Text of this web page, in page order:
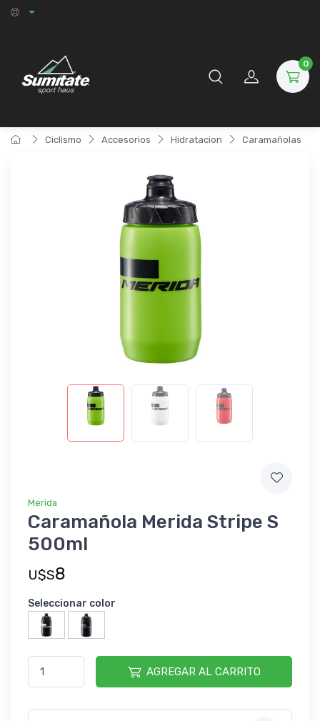
0
Ciclismo Accesorios Hidratacion Caramañolas
Merida
Caramañola Merida Stripe S
500ml
U$S8
Seleccionar color
AGREGAR AL CARRITO